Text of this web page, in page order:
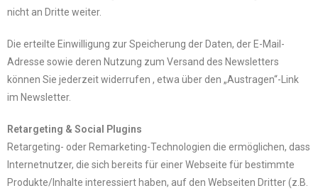
nicht an Dritte weiter.
Die erteilte Einwilligung zur Speicherung der Daten, der E-Mail-
Adresse sowie deren Nutzung zum Versand des Newsletters
können Sie jederzeit widerrufen , etwa über den „Austragen“-Link
im Newsletter.
Retargeting & Social Plugins
Retargeting- oder Remarketing-Technologien die ermöglichen, dass
Internetnutzer, die sich bereits für einer Webseite für bestimmte
Produkte/Inhalte interessiert haben, auf den Webseiten Dritter (z.B.